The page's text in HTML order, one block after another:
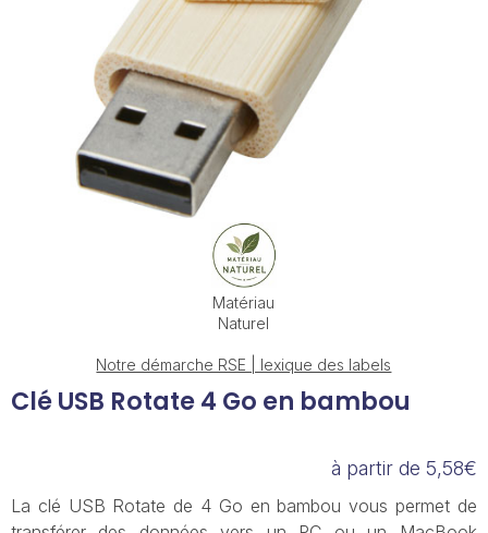
Matériau
Naturel
Notre démarche RSE | lexique des labels
Clé USB Rotate 4 Go en bambou
à partir de 5,58€
La clé USB Rotate de 4 Go en bambou vous permet de